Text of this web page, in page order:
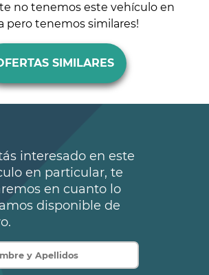
no tenemos este vehículo en
pero tenemos similares!
SIMILARES
interesado en este
en particular, te
en cuanto lo
disponible de